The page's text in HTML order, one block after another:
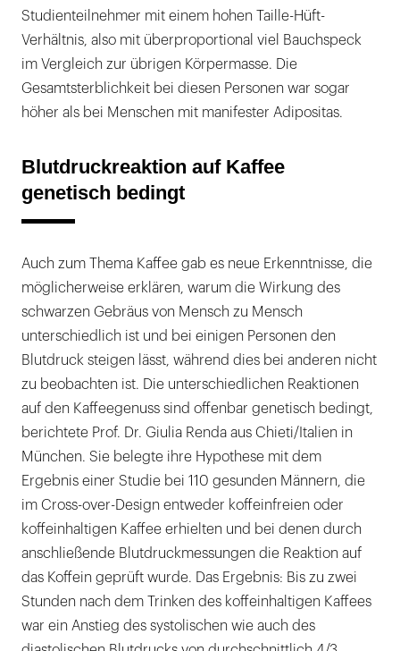
Studienteilnehmer mit einem hohen Taille-Hüft-
Verhältnis, also mit überproportional viel Bauchspeck
im Vergleich zur übrigen Körpermasse. Die
Gesamtsterblichkeit bei diesen Personen war sogar
höher als bei Menschen mit manifester Adipositas.
Blutdruckreaktion auf Kaffee
genetisch bedingt
Auch zum Thema Kaffee gab es neue Erkenntnisse, die
möglicherweise erklären, warum die Wirkung des
schwarzen Gebräus von Mensch zu Mensch
unterschiedlich ist und bei einigen Personen den
Blutdruck steigen lässt, während dies bei anderen nicht
zu beobachten ist. Die unterschiedlichen Reaktionen
auf den Kaffeegenuss sind offenbar genetisch bedingt,
berichtete Prof. Dr. Giulia Renda aus Chieti/Italien in
München. Sie belegte ihre Hypothese mit dem
Ergebnis einer Studie bei 110 gesunden Männern, die
im Cross-over-Design entweder koffeinfreien oder
koffeinhaltigen Kaffee erhielten und bei denen durch
anschließende Blutdruckmessungen die Reaktion auf
das Koffein geprüft wurde. Das Ergebnis: Bis zu zwei
Stunden nach dem Trinken des koffeinhaltigen Kaffees
war ein Anstieg des systolischen wie auch des